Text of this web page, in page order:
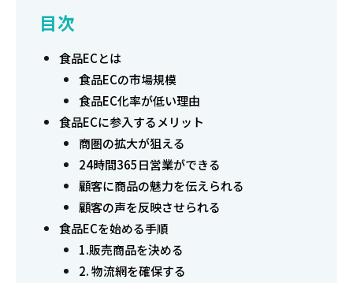
目次
食品ECとは
食品ECの市場規模
食品EC化率が低い理由
食品ECに参入するメリット
商圏の拡大が狙える
24時間365日営業ができる
顧客に商品の魅力を伝えられる
顧客の声を反映させられる
食品ECを始める手順
1.販売商品を決める
2. 物流網を確保する